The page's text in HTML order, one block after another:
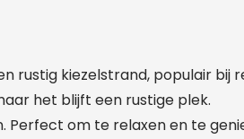
rustig kiezelstrand, populair bij
het blijft een rustige plek.
Perfect om te relaxen en te